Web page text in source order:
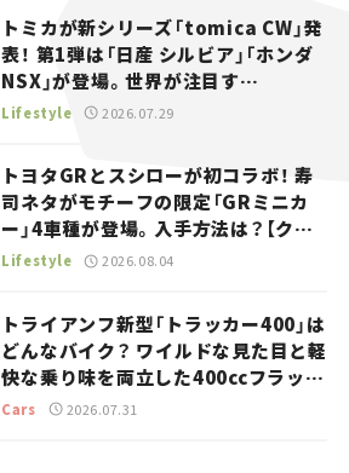
トミカが新シリーズ「tomica CW」発
表！ 第1弾は「日産 シルビア」「ホンダ
NSX」が登場。世界が注目す
る“JDM”に焦点【クルマとホビー】
Lifestyle 2026.07.29
トヨタGRとスシローが初コラボ！ 寿
司ネタがモチーフの限定「GRミニカ
ー」4車種が登場。入手方法は？【クル
マとホビー】
Lifestyle 2026.08.04
トライアンフ新型「トラッカー400」は
どんなバイク？ ワイルドな見た目と軽
快な乗り味を両立した400ccフラット
トラッカー【試乗レビュー】
Cars 2026.07.31